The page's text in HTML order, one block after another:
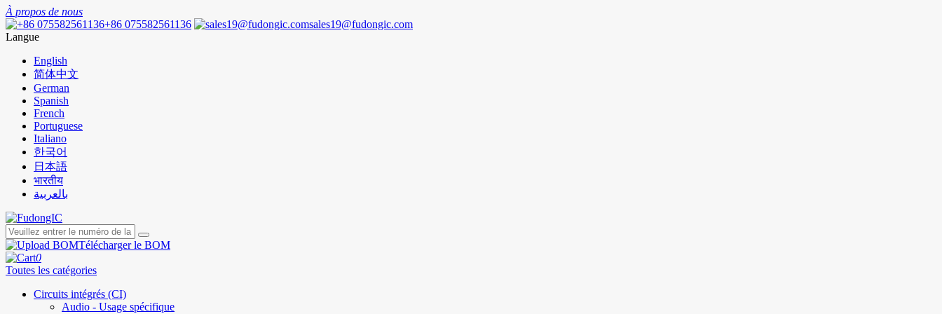
À propos de nous
+86 075582561136
sales19@fudongic.com
Langue
English
简体中文
German
Spanish
French
Portuguese
Italiano
한국어
日本語
भारतीय
بالعربية
Télécharger le BOM
0
Toutes les catégories
Circuits intégrés (CI)
Audio - Usage spécifique